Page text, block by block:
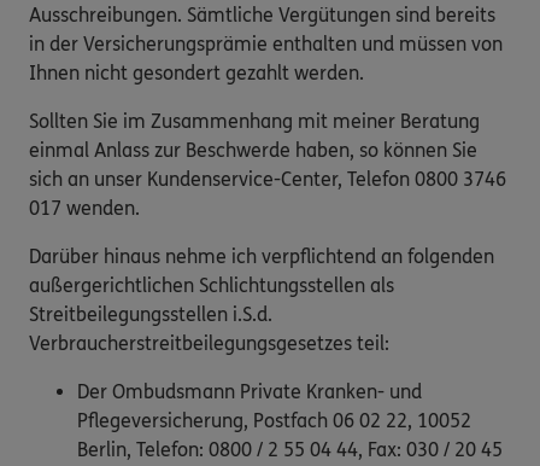
Ausschreibungen. Sämtliche Vergütungen sind bereits
in der Versicherungsprämie enthalten und müssen von
Ihnen nicht gesondert gezahlt werden.
Sollten Sie im Zusammenhang mit meiner Beratung
einmal Anlass zur Beschwerde haben, so können Sie
sich an unser Kundenservice-Center, Telefon 0800 3746
017 wenden.
Darüber hinaus nehme ich verpflichtend an folgenden
außergerichtlichen Schlichtungsstellen als
Streitbeilegungsstellen i.S.d.
Verbraucherstreitbeilegungsgesetzes teil:
Der Ombudsmann Private Kranken- und
Pflegeversicherung, Postfach 06 02 22, 10052
Berlin, Telefon: 0800 / 2 55 04 44, Fax: 030 / 20 45